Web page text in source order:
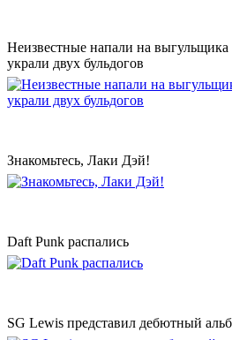
Неизвестные напали на выгульщика
украли двух бульдогов
Знакомьтесь, Лаки Дэй!
Daft Punk распались
SG Lewis представил дебютный